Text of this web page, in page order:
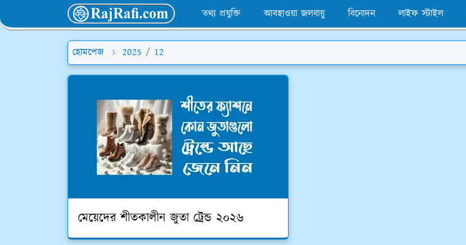
তথ্য প্রযুক্তি আবহাওয়া জলবায়ু বিনোদন লাইফ স্টাইল
হোমপেজ 2025 / 12
মেয়েদের শীতকালীন জুতা ট্রেন্ড ২০২৬